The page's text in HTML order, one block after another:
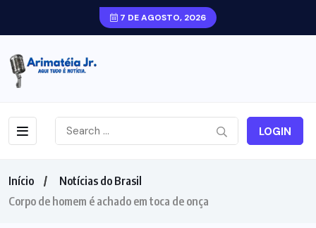
7 DE AGOSTO, 2026
LOGIN
Início
Notícias do Brasil
Corpo de homem é achado em toca de onça